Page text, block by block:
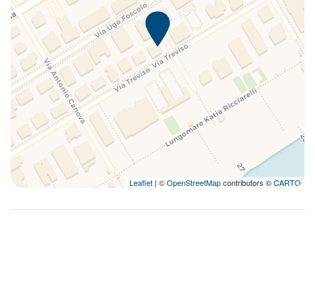
Leaflet | ©OpenStreetMapcontributors ©CARTO